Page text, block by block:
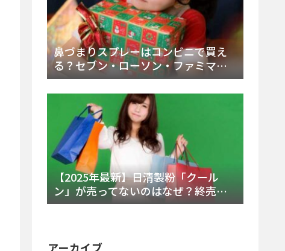
鼻づまりスプレーはコンビニで買え
る？セブン・ローソン・ファミマの
販売時間と主要製品を徹底解説
【2025年最新】日清製粉「クール
ン」が売ってないのはなぜ？終売の
真相とレアチーズケーキ代替品・再
アーカイブ